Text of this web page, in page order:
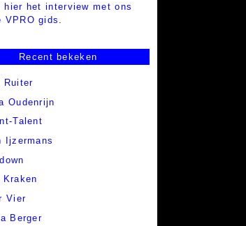
hier het interview met ons
VPRO gids.
Recent bekeken
Ruiter
Oudenrijn
Talent
Ijzermans
Kraken
Vier
Berger